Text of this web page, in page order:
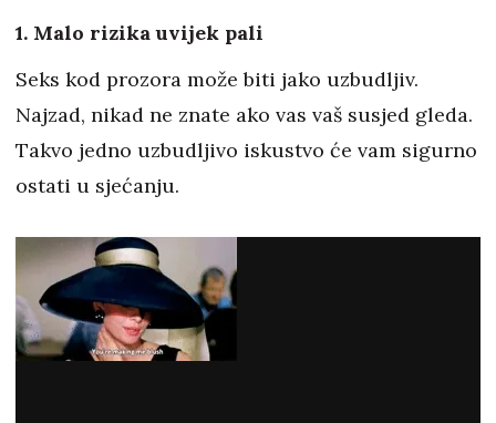
1. Malo rizika uvijek pali
Seks kod prozora može biti jako uzbudljiv.
Najzad, nikad ne znate ako vas vaš susjed gleda.
Takvo jedno uzbudljivo iskustvo će vam sigurno
ostati u sjećanju.